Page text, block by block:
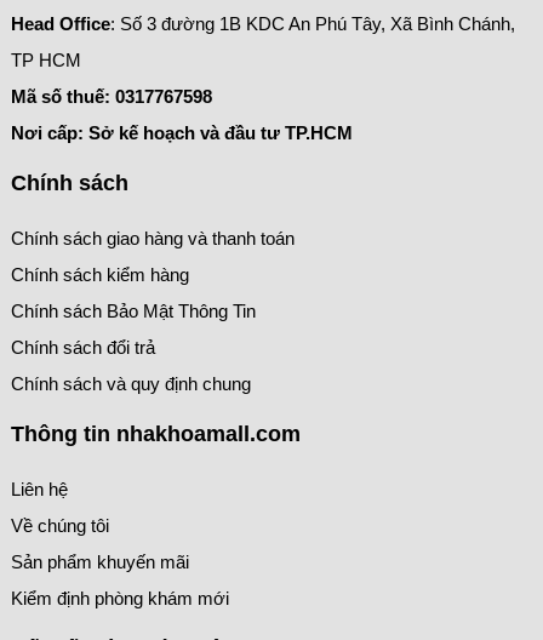
Head Office: Số 3 đường 1B KDC An Phú Tây, Xã Bình Chánh,
TP HCM
Mã số thuế: 0317767598
Nơi cấp: Sở kế hoạch và đầu tư TP.HCM
Chính sách
Chính sách giao hàng và thanh toán
Chính sách kiểm hàng
Chính sách Bảo Mật Thông Tin
Chính sách đổi trả
Chính sách và quy định chung
Thông tin nhakhoamall.com
Liên hệ
Về chúng tôi
Sản phẩm khuyến mãi
Kiểm định phòng khám mới